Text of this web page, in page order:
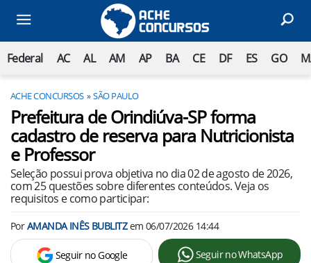
Federal AC AL AM AP BA CE DF ES GO
ACHE CONCURSOS SÃO PAULO
Prefeitura de Orindiúva-SP forma
cadastro de reserva para Nutricionista
e Professor
Seleção possui prova objetiva no dia 02 de agosto de 2026,
com 25 questões sobre diferentes conteúdos. Veja os
requisitos e como participar:
PorAMANDA INÊS BUBLITZem 06/07/2026 14:44
Seguir no Google Seguir no WhatsApp